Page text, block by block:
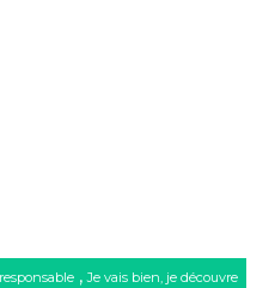
,Je vais bien, je découvre